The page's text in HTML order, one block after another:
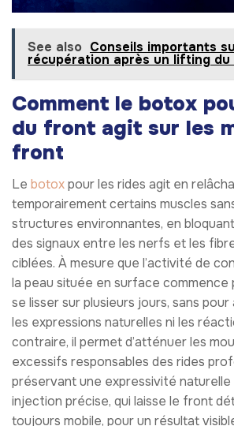
See also Conseils importants
récupération après un lifting du
Comment le botox
du front agit sur les
front
Le botoxpour les rides agit en
temporairement certains muscles
structures environnantes, en
des signaux entre les nerfs et les
ciblées. À mesure que l’activité de
la peau située en surface commence
se lisser sur plusieurs jours, sans
les expressions naturelles ni les
contraire, il permet d’atténuer les
excessifs responsables des rides
préservant une expressivité naturelle
injection précise, qui laisse le front
toujours mobile, pour un résultat